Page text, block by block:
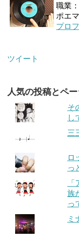
職業
ポエ
プロ
ツイート
人気の投稿とペ
そ
し
三
ロ
っ
族
っ
ミ